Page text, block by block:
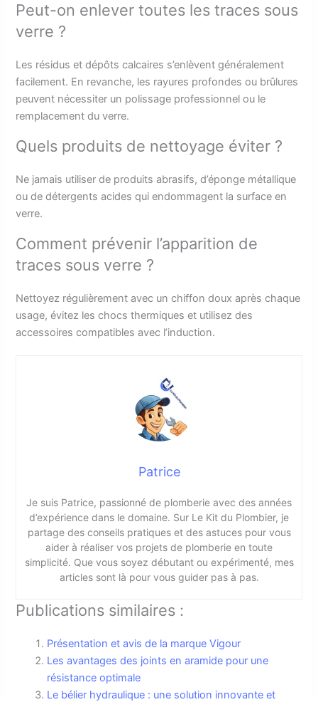
Peut-on enlever toutes les traces sous
verre ?
Les résidus et dépôts calcaires s’enlèvent généralement
facilement. En revanche, les rayures profondes ou brûlures
peuvent nécessiter un polissage professionnel ou le
remplacement du verre.
Quels produits de nettoyage éviter ?
Ne jamais utiliser de produits abrasifs, d’éponge métallique
ou de détergents acides qui endommagent la surface en
verre.
Comment prévenir l’apparition de
traces sous verre ?
Nettoyez régulièrement avec un chiffon doux après chaque
usage, évitez les chocs thermiques et utilisez des
accessoires compatibles avec l’induction.
Patrice
Je suis Patrice, passionné de plomberie avec des années
d’expérience dans le domaine. Sur Le Kit du Plombier, je
partage des conseils pratiques et des astuces pour vous
aider à réaliser vos projets de plomberie en toute
simplicité. Que vous soyez débutant ou expérimenté, mes
articles sont là pour vous guider pas à pas.
Publications similaires :
Présentation et avis de la marque Vigour
Les avantages des joints en aramide pour une
résistance optimale
Le bélier hydraulique : une solution innovante et